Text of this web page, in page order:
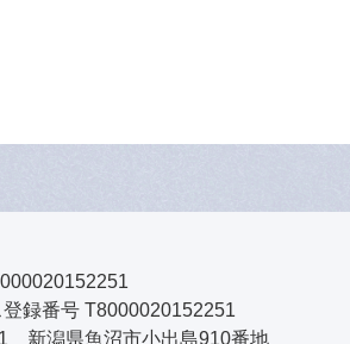
録番号 T8000020152251
新潟県魚沼市小出島910番地